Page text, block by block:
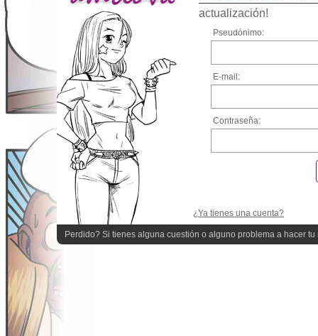
actualización!
Pseudónimo:
E-mail:
Contraseña:
¿Ya tienes una cuenta?
Perdido? Si tienes alguna cuestión o alguno problema a hacer